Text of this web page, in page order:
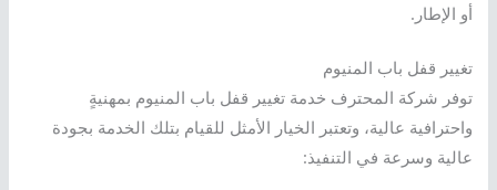
أو الإطار.
تغيير قفل باب المنيوم
توفر شركة المحترف خدمة تغيير قفل باب المنيوم بمهنيةٍ
واحترافية عالية، وتعتبر الخيار الأمثل للقيام بتلك الخدمة بجودة
عالية وسرعة في التنفيذ: